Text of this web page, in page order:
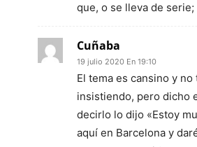
que, o se lleva de
Cuñaba
19 julio 2020 En 19:10
El tema es cansino y
insistiendo, pero dicho
decirlo lo dijo «Estoy
aquí en Barcelona y